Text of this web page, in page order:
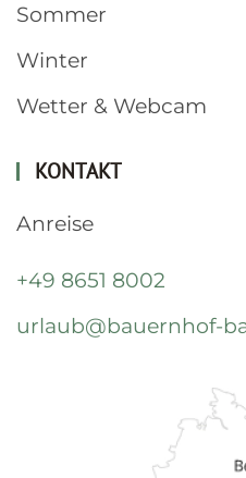
Sommer
Winter
Wetter & Webcam
KONTAKT
Anreise
+49 8651 8002
urlaub@bauernhof-